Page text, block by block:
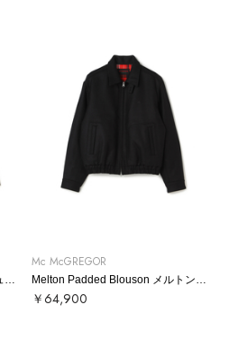
Mc McGREGOR
￥64,900